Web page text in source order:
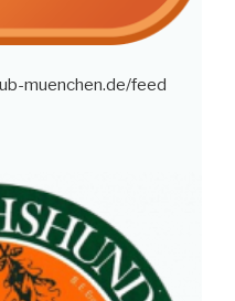
muenchen.de/feed